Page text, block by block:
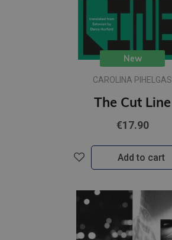
New
CAROLINA PIHELGAS
The Cut Line
€17.90
Add to cart